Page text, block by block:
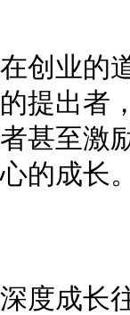
在创业的
的提出者
者甚至激
心的成长。
深度成长